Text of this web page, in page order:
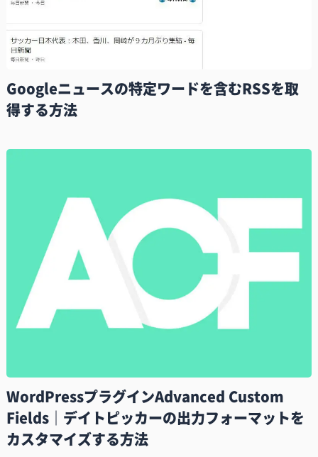
Googleニュースの特定ワードを含むRSSを取
得する方法
WordPressプラグインAdvanced Custom
Fields｜デイトピッカーの出力フォーマットを
カスタマイズする方法